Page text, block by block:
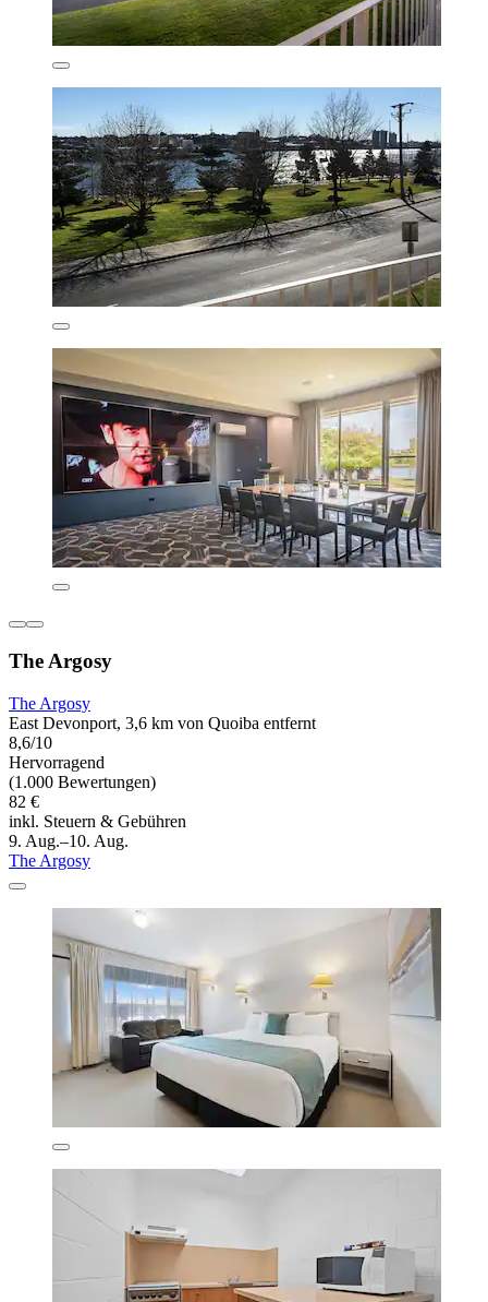
The Argosy
The Argosy
East Devonport, 3,6 km von Quoiba entfernt
8,6/10
Hervorragend
(1.000 Bewertungen)
82 €
inkl. Steuern & Gebühren
9. Aug.–10. Aug.
The Argosy